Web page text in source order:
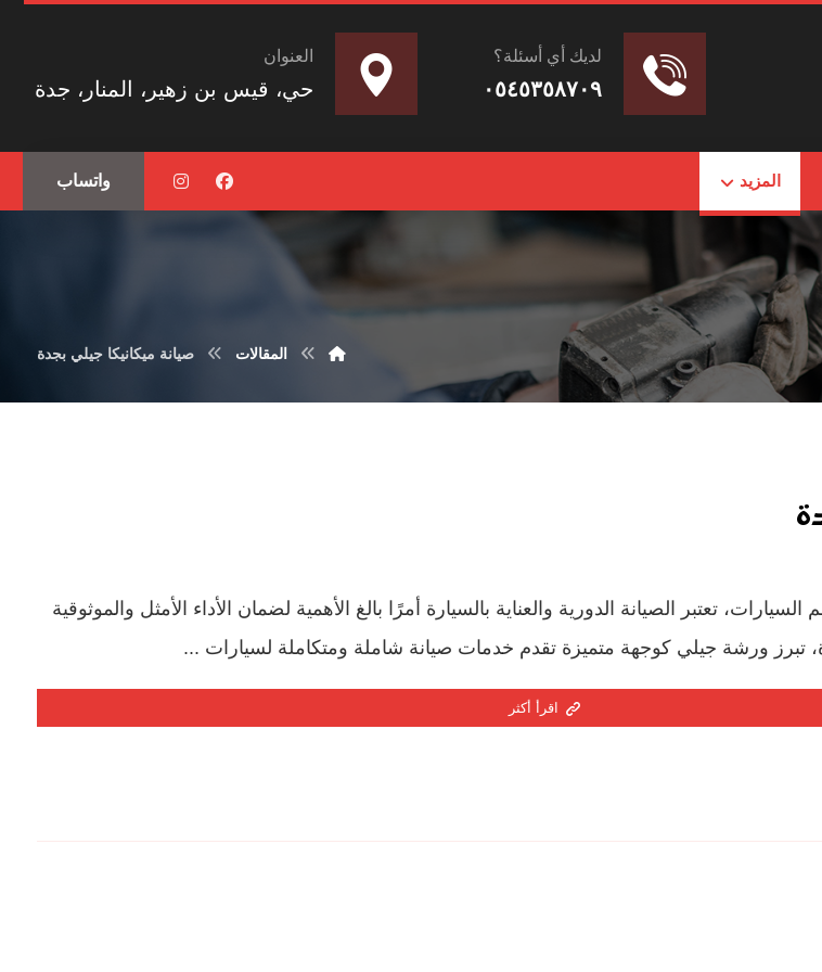
العنوان
حي، قيس بن زهير، المنار، جدة
لديك أي أسئلة؟
٠٥٤٥٣٥٨٧٠٩
المزيد واتساب
المقالات صيانة ميكانيكا جيلي بجدة
تعتبر الصيانة الدورية والعناية بالسيارة أمرًا بالغ الأهمية لضمان الأداء الأمثل والموثوقية
تبرز ورشة جيلي كوجهة متميزة تقدم خدمات صيانة شاملة ومتكاملة لسيارات ...
اقرأ أكثر